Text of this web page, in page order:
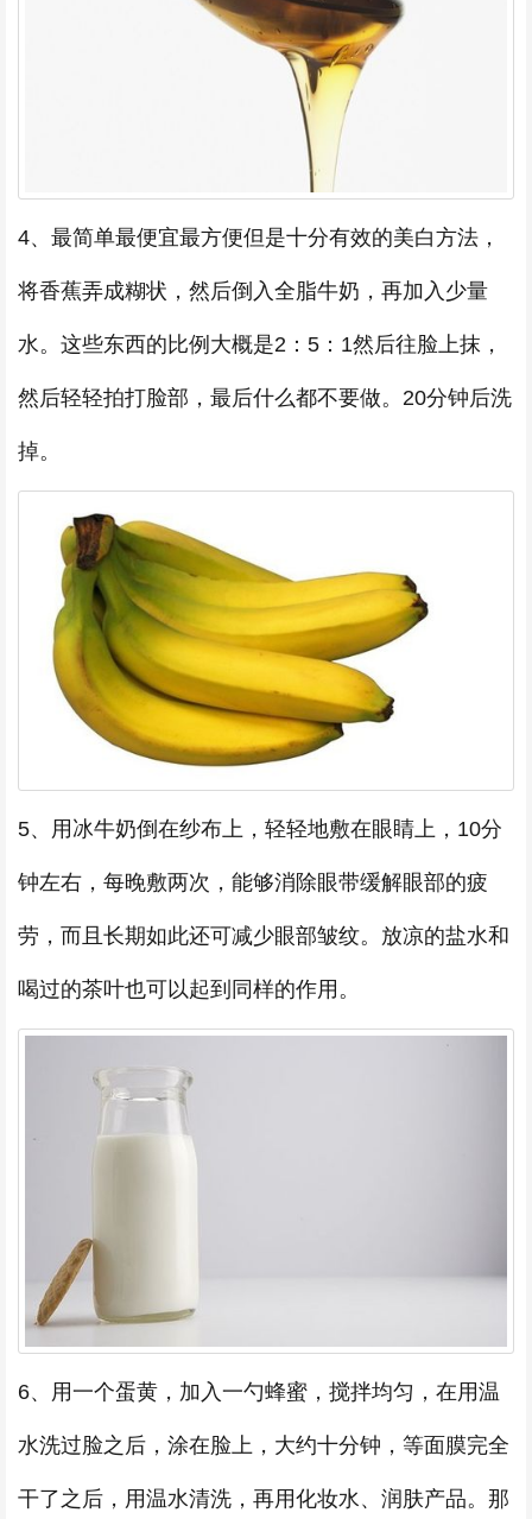
4、最简单最便宜最方便但是十分有效的美白方法，
将香蕉弄成糊状，然后倒入全脂牛奶，再加入少量
水。这些东西的比例大概是2：5：1然后往脸上抹，
然后轻轻拍打脸部，最后什么都不要做。20分钟后洗
掉。
5、用冰牛奶倒在纱布上，轻轻地敷在眼睛上，10分
钟左右，每晚敷两次，能够消除眼带缓解眼部的疲
劳，而且长期如此还可减少眼部皱纹。放凉的盐水和
喝过的茶叶也可以起到同样的作用。
6、用一个蛋黄，加入一勺蜂蜜，搅拌均匀，在用温
水洗过脸之后，涂在脸上，大约十分钟，等面膜完全
干了之后，用温水清洗，再用化妆水、润肤产品。那